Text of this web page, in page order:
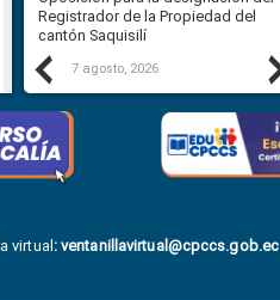
Previous
Registrador de la Propiedad del
cantón Saquisilí
7 agosto, 2026
:ventanillavirtual@cpccs.gob.ec